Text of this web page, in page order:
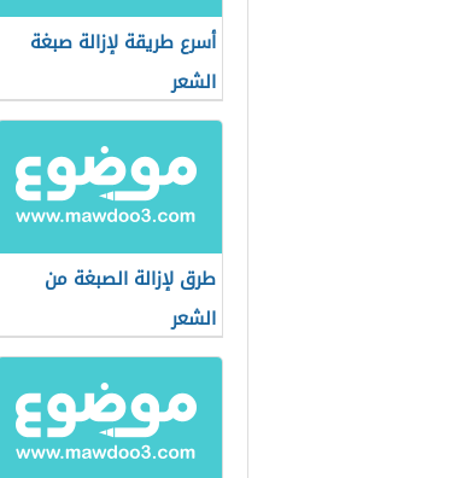
أسرع طريقة لإزالة صبغة
الشعر
طرق لإزالة الصبغة من
الشعر